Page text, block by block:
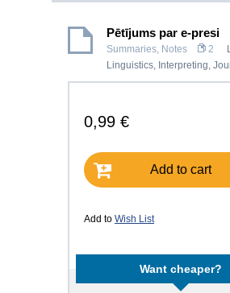
Pētījums par e-presi
Summaries, Notes 2
Linguistics, Interpreting,
0,99 €
Add to cart
Add to Wish List
Want cheaper?